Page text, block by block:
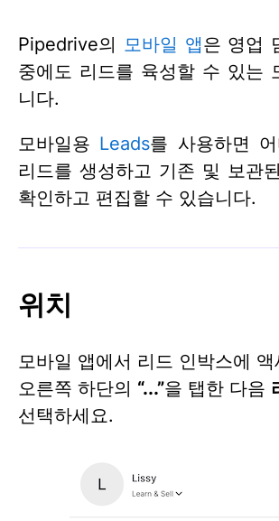
Pipedrive의 모바일 앱은 영업
중에도 리드를 육성할 수 있는
니다.
모바일용 Leads를 사용하면
리드를 생성하고 기존 및 보관
확인하고 편집할 수 있습니다.
위치
모바일 앱에서 리드 인박스에 액
오른쪽 하단의 “...”을 탭한 다음
선택하세요.